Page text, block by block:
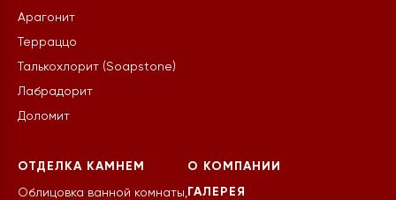
Арагонит
Терраццо
Талькохлорит (Soapstone)
Лабрадорит
Доломит
ОТДЕЛКА КАМНЕМ
Облицовка ванной комнаты,
О КОМПАНИИ
ГАЛЕРЕЯ